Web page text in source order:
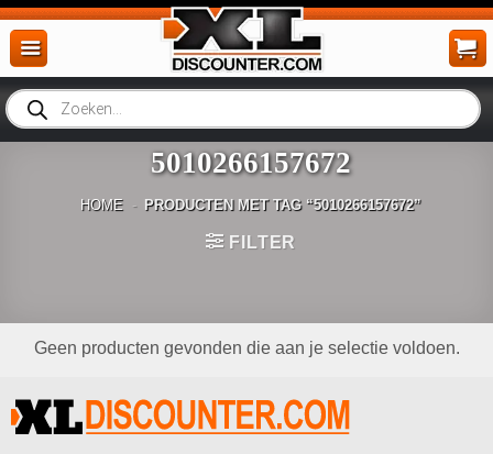
Ga
naar
inhoud
Producten
zoeken
5010266157672
HOME - PRODUCTEN MET TAG “5010266157672”
FILTER
Geen producten gevonden die aan je selectie voldoen.